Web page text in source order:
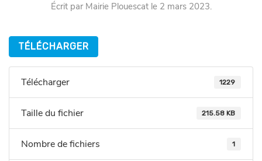
Écrit par Mairie Plouescatle 2 mars 2023.
TÉLÉCHARGER
Télécharger 1229
Taille du fichier 215.58 KB
Nombre de fichiers 1